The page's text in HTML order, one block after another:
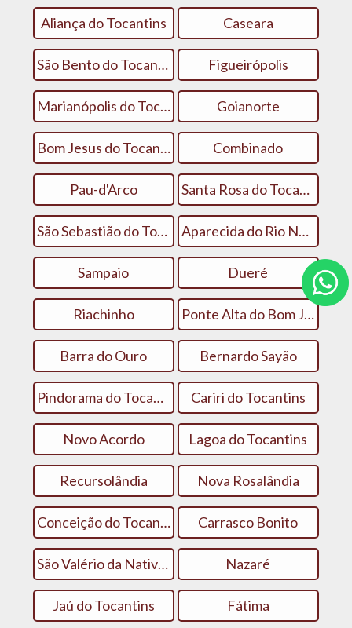
Aliança do Tocantins Caseara
São Bento do Tocantins Figueirópolis
Marianópolis do Tocantins Goianorte
Bom Jesus do Tocantins Combinado
Pau-d'Arco Santa Rosa do Tocantins
São Sebastião do Tocantins Aparecida do Rio Negro
Sampaio Dueré
Riachinho Ponte Alta do Bom Jesus
Barra do Ouro Bernardo Sayão
Pindorama do Tocantins Cariri do Tocantins
Novo Acordo Lagoa do Tocantins
Recursolândia Nova Rosalândia
Conceição do Tocantins Carrasco Bonito
São Valério da Natividade Nazaré
Jaú do Tocantins Fátima